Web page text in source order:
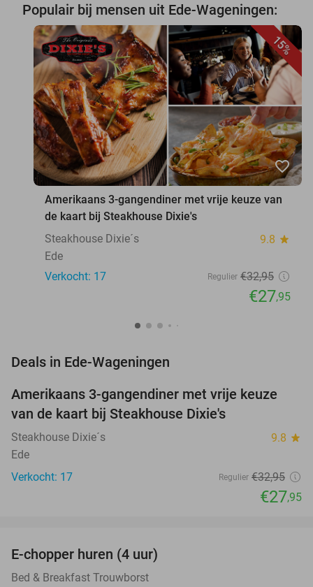
Populair bij mensen uit Ede-Wageningen:
15%
favorite_border
Amerikaans 3-gangendiner met vrije keuze van
de kaart bij Steakhouse Dixie's
Steakhouse Dixie´s
9.8 star
Ede
Verkocht: 17
Regulier €32,95
€27,95
Deals in Ede-Wageningen
15%
Amerikaans 3-gangendiner met vrije keuze
van de kaart bij Steakhouse Dixie's
Steakhouse Dixie´s 9.8 star
Ede
Verkocht: 17
Regulier €32,95
€27,95
NEW
TODAY
E-chopper huren (4 uur)
Bed & Breakfast Trouwborst